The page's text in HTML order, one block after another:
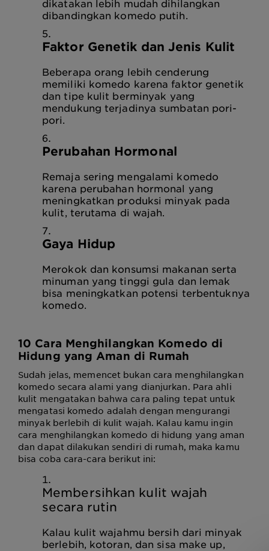
dikatakan lebih mudah dihilangkan
dibandingkan komedo putih.
Faktor Genetik dan Jenis Kulit
Beberapa orang lebih cenderung
memiliki komedo karena faktor genetik
dan tipe kulit berminyak yang
mendukung terjadinya sumbatan pori-
pori.
Perubahan Hormonal
Remaja sering mengalami komedo
karena perubahan hormonal yang
meningkatkan produksi minyak pada
kulit, terutama di wajah.
Gaya Hidup
Merokok dan konsumsi makanan serta
minuman yang tinggi gula dan lemak
bisa meningkatkan potensi terbentuknya
komedo.
10 Cara Menghilangkan Komedo di
Hidung yang Aman di Rumah
Sudah jelas, memencet bukan cara menghilangkan
komedo secara alami yang dianjurkan. Para ahli
kulit mengatakan bahwa cara paling tepat untuk
mengatasi komedo adalah dengan mengurangi
minyak berlebih di kulit wajah. Kalau kamu ingin
cara menghilangkan komedo di hidung yang aman
dan dapat dilakukan sendiri di rumah, maka kamu
bisa coba cara-cara berikut ini:
Membersihkan kulit wajah
secara rutin
Kalau kulit wajahmu bersih dari minyak
berlebih, kotoran, dan sisa make up,